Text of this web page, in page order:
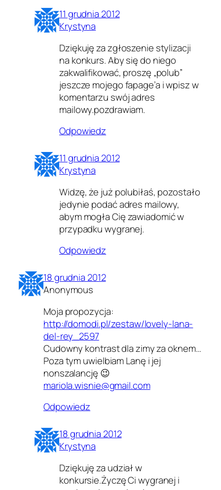
11 grudnia 2012
Krystyna
Dziękuję za zgłoszenie stylizacji
na konkurs. Aby się do niego
zakwalifikować, proszę „polub”
jeszcze mojego fapage’a i wpisz w
komentarzu swój adres
mailowy.pozdrawiam.
Odpowiedz
11 grudnia 2012
Krystyna
Widzę, że już polubiłaś, pozostało
jedynie podać adres mailowy,
abym mogła Cię zawiadomić w
przypadku wygranej.
Odpowiedz
18 grudnia 2012
Anonymous
Moja propozycja:
http://domodi.pl/zestaw/lovely-lana-
del-rey_2597
Cudowny kontrast dla zimy za oknem…
Poza tym uwielbiam Lanę i jej
nonszalancję 😉
mariola.wisnie@gmail.com
Odpowiedz
18 grudnia 2012
Krystyna
Dziękuję za udział w
konkursie.Życzę Ci wygranej i